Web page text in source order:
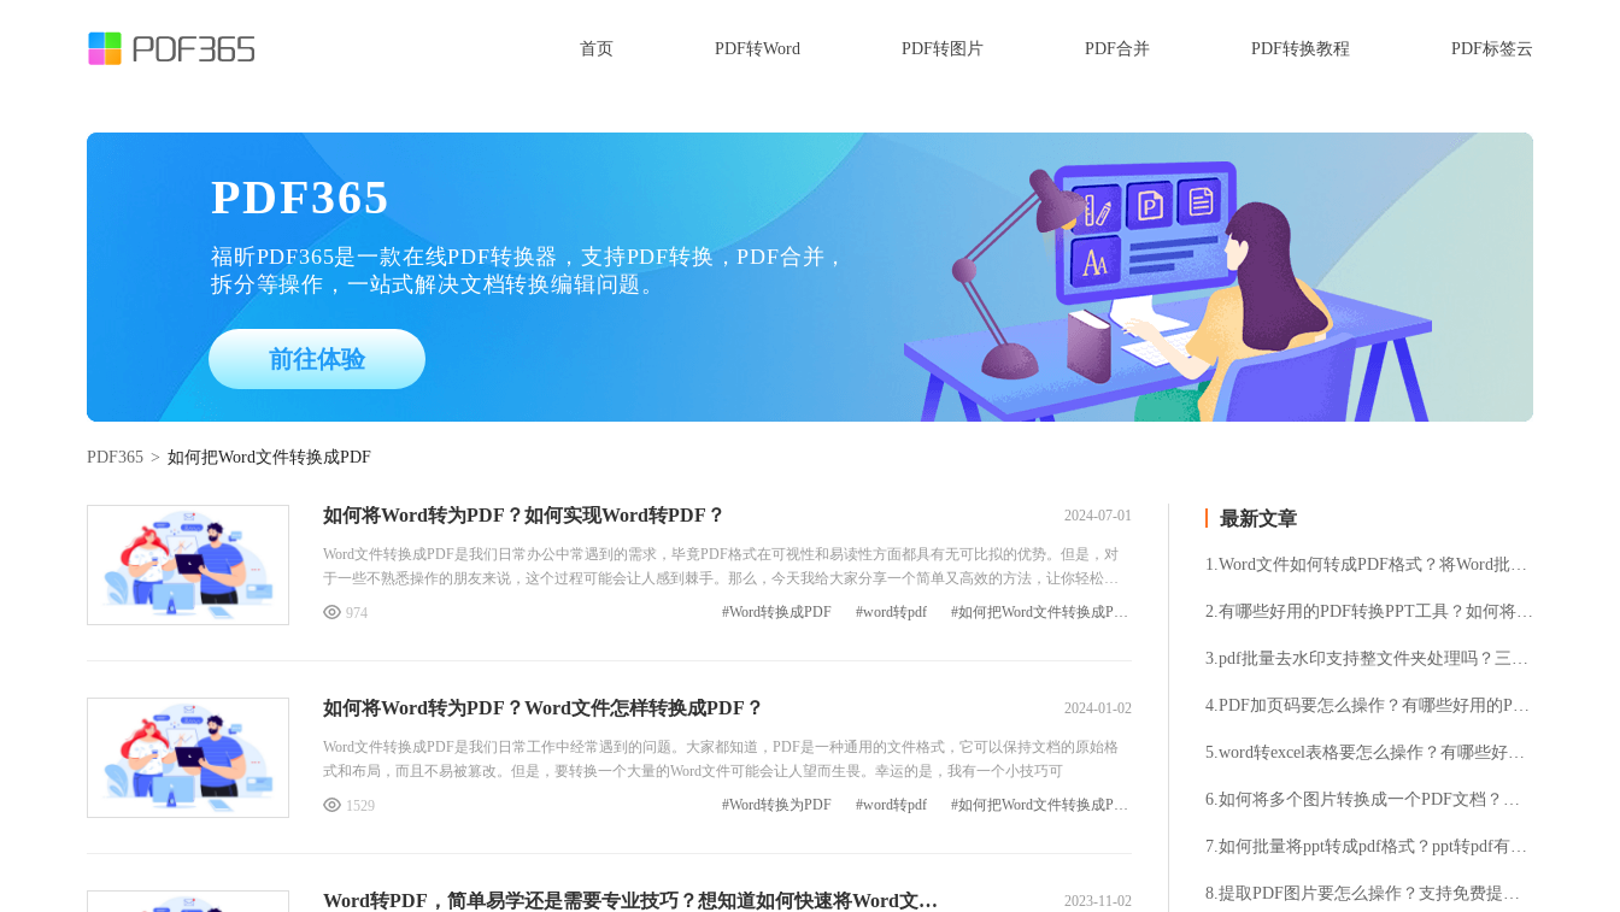
首页 PDF转Word PDF转图片 PDF合并 PDF转换教程 PDF标签云
PDF365
福昕PDF365是一款在线PDF转换器，支持PDF转换，PDF合并，
拆分等操作，一站式解决文档转换编辑问题。
前往体验
PDF365 > 如何把Word文件转换成PDF
如何将Word转为PDF？如何实现Word转PDF？ 2024-07-01
Word文件转换成PDF是我们日常办公中常遇到的需求，毕竟PDF格式在可视性和易读性方面都具有无可比拟的优势。但是，对
于一些不熟悉操作的朋友来说，这个过程可能会让人感到棘手。那么，今天我给大家分享一个简单又高效的方法，让你轻松将W
ord文件转换成PDF，让你的文档在互联网世界里航行自如。就像给你的文档套上了一件华丽的外衣，让它更加出众。想知道这
974 #如何把Word文件转换成PDF
#word转pdf
#Word转换成PDF
如何将Word转为PDF？Word文件怎样转换成PDF？ 2024-01-02
Word文件转换成PDF是我们日常工作中经常遇到的问题。大家都知道，PDF是一种通用的文件格式，它可以保持文档的原始格
式和布局，而且不易被篡改。但是，要转换一个大量的Word文件可能会让人望而生畏。幸运的是，我有一个小技巧可
1529 #如何把Word文件转换成PDF
#word转pdf
#Word转换为PDF
Word转PDF，简单易学还是需要专业技巧？想知道如何快速将Word文档转换成PDF吗？ 2023-11-02
最新文章
1.Word文件如何转成PDF格式？将Word批量转成PDF要怎么操作？
2.有哪些好用的PDF转换PPT工具？如何将PDF转换成PPT文件？
3.pdf批量去水印支持整文件夹处理吗？三款好用的PDF批量去水印工具！
4.PDF加页码要怎么操作？有哪些好用的PDF加页码方法？
5.word转excel表格要怎么操作？有哪些好用的word转换exce表格方法？
6.如何将多个图片转换成一个PDF文档？批量图片转PDF要怎么操作？
7.如何批量将ppt转成pdf格式？ppt转pdf有哪些好用的工具？
8.提取PDF图片要怎么操作？支持免费提取PDF图片吗？